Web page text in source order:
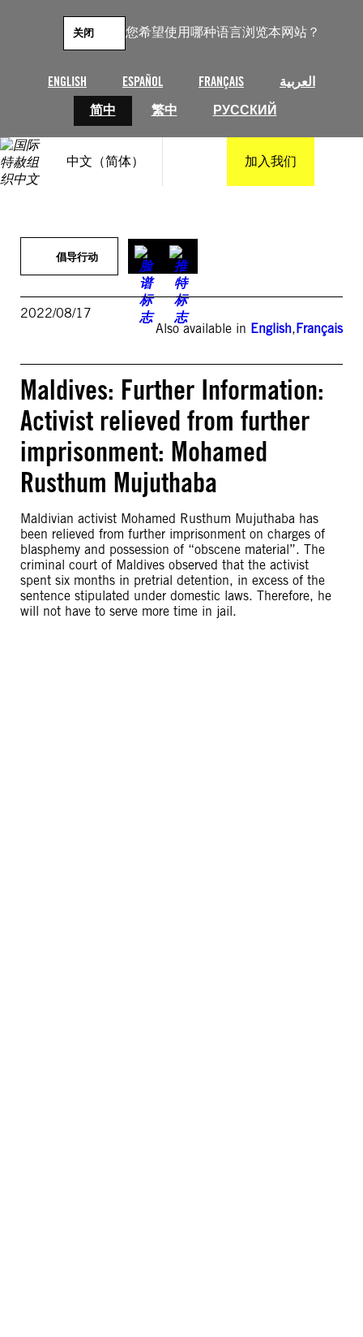
您希望使用哪种语言浏览本网站？
ENGLISH ESPAÑOL FRANÇAIS
العربية
简中
繁中 РУССКИЙ
关闭
中文（简体） 加入我们
倡导行动
2022/08/17
Also available in English,Français
Maldives: Further Information:
Activist relieved from further
imprisonment: Mohamed
Rusthum Mujuthaba
Maldivian activist Mohamed Rusthum Mujuthaba has
been relieved from further imprisonment on charges of
blasphemy and possession of “obscene material”. The
criminal court of Maldives observed that the activist
spent six months in pretrial detention, in excess of the
sentence stipulated under domestic laws. Therefore, he
will not have to serve more time in jail.